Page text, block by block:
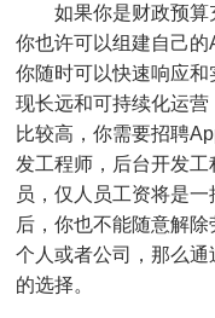
如果你是财政预算充
你也许可以组建自己
你随时可以快速响应
现长远和可持续化运
比较高，你需要招聘
发工程师，后台开发
员，仅人员工资将是
后，你也不能随意解
个人或者公司，那么
的选择。